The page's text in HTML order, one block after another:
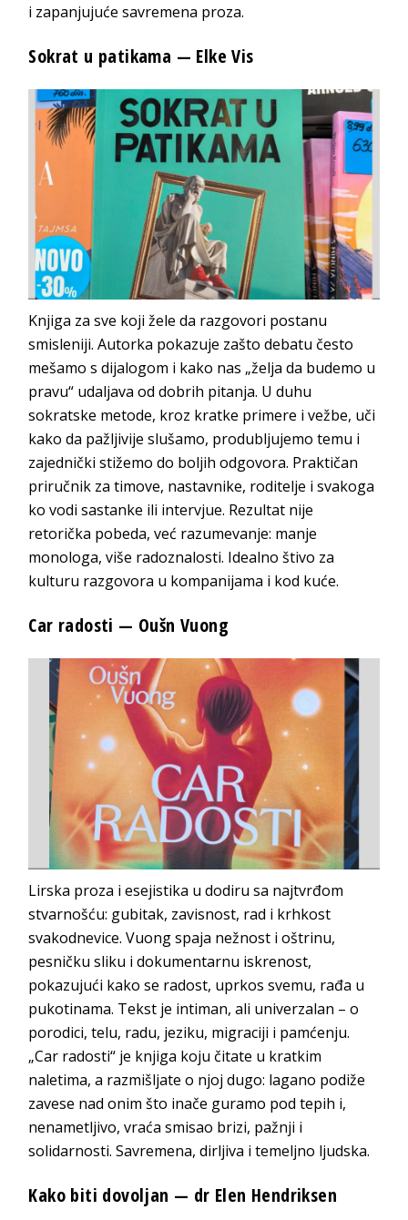
i zapanjujuće savremena proza.
Sokrat u patikama — Elke Vis
Knjiga za sve koji žele da razgovori postanu
smisleniji. Autorka pokazuje zašto debatu često
mešamo s dijalogom i kako nas „želja da budemo u
pravu“ udaljava od dobrih pitanja. U duhu
sokratske metode, kroz kratke primere i vežbe, uči
kako da pažljivije slušamo, produbljujemo temu i
zajednički stižemo do boljih odgovora. Praktičan
priručnik za timove, nastavnike, roditelje i svakoga
ko vodi sastanke ili intervjue. Rezultat nije
retorička pobeda, već razumevanje: manje
monologa, više radoznalosti. Idealno štivo za
kulturu razgovora u kompanijama i kod kuće.
Car radosti — Oušn Vuong
Lirska proza i esejistika u dodiru sa najtvrđom
stvarnošću: gubitak, zavisnost, rad i krhkost
svakodnevice. Vuong spaja nežnost i oštrinu,
pesničku sliku i dokumentarnu iskrenost,
pokazujući kako se radost, uprkos svemu, rađa u
pukotinama. Tekst je intiman, ali univerzalan – o
porodici, telu, radu, jeziku, migraciji i pamćenju.
„Car radosti“ je knjiga koju čitate u kratkim
naletima, a razmišljate o njoj dugo: lagano podiže
zavese nad onim što inače guramo pod tepih i,
nenametljivo, vraća smisao brizi, pažnji i
solidarnosti. Savremena, dirljiva i temeljno ljudska.
Kako biti dovoljan — dr Elen Hendriksen